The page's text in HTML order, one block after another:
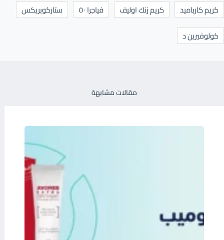
كريم كارباميد
كريم زنك اوليف فياجرا ٥٠
ستاركوبريكس
كولوفيرين د
مقالات مشابهة